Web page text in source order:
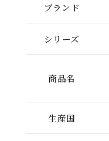
ブランド
シリーズ
商品名
生産国